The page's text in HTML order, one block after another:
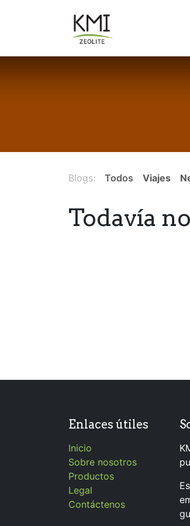
Blogs: Todos Viajes
Todavía
Enlaces útiles
Inicio
Sobre nosotros
Productos
Legal
Contáctenos